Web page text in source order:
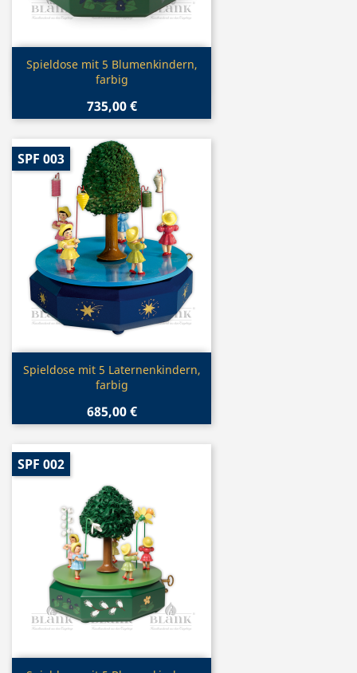
Vorschau
Spieldose mit 5 Blumenkindern,
farbig
735,00 €
Vorschau
Spieldose mit 5 Laternenkindern,
farbig
685,00 €
SPF 003
SPF 002